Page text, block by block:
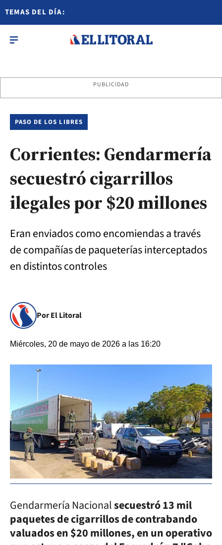
TEMAS DEL DÍA:
PUBLICIDAD
PASO DE LOS LIBRES
Corrientes: Gendarmería
secuestró cigarrillos
ilegales por $20 millones
Eran enviados como encomiendas a través
de compañías de paqueterías interceptados
en distintos controles
Por El Litoral
Miércoles, 20 de mayo de 2026 a las 16:20
Gendarmería Nacionalsecuestró 13 mil
paquetes de cigarrillos de contrabando
valuados en $20 millones, en un operativo